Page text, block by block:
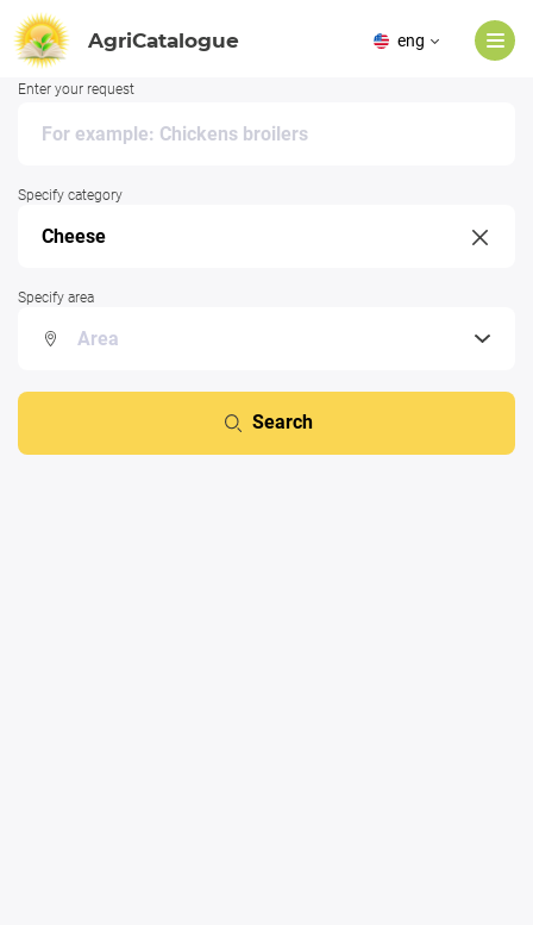
AgriCatalogue eng
Enter your request
Specify category
Specify area
Search